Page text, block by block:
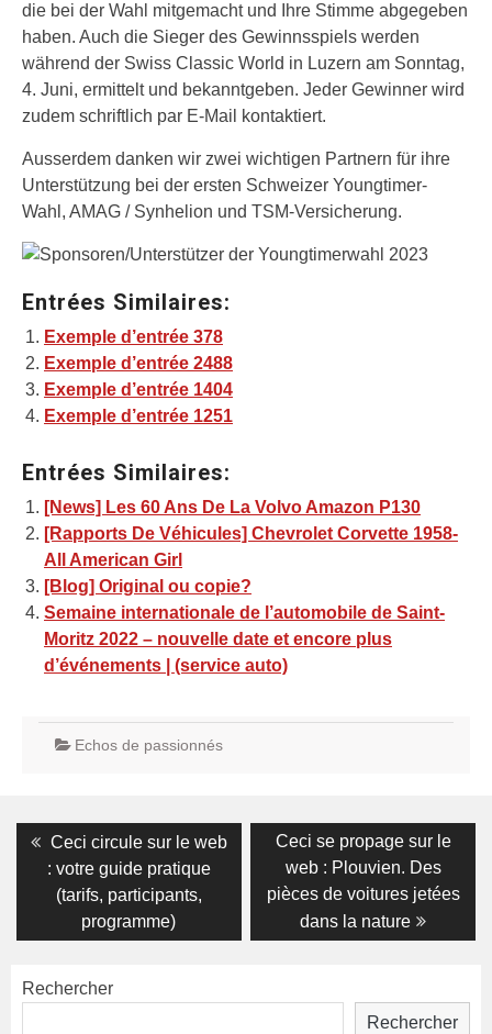
die bei der Wahl mitgemacht und Ihre Stimme abgegeben
haben. Auch die Sieger des Gewinnsspiels werden
während der Swiss Classic World in Luzern am Sonntag,
4. Juni, ermittelt und bekanntgeben. Jeder Gewinner wird
zudem schriftlich par E-Mail kontaktiert.
Ausserdem danken wir zwei wichtigen Partnern für ihre
Unterstützung bei der ersten Schweizer Youngtimer-
Wahl, AMAG / Synhelion und TSM-Versicherung.
Entrées Similaires:
Exemple d’entrée 378
Exemple d’entrée 2488
Exemple d’entrée 1404
Exemple d’entrée 1251
Entrées Similaires:
[News] Les 60 Ans De La Volvo Amazon P130
[Rapports De Véhicules] Chevrolet Corvette 1958-
All American Girl
[Blog] Original ou copie?
Semaine internationale de l’automobile de Saint-
Moritz 2022 – nouvelle date et encore plus
d’événements | (service auto)
Echos de passionnés
Navigation
l’article
Previous
post:
Ceci circule sur le web
: votre guide pratique
(tarifs, participants,
programme)
Next
post:
Ceci se propage sur le
web : Plouvien. Des
pièces de voitures jetées
dans la nature
Rechercher
Rechercher